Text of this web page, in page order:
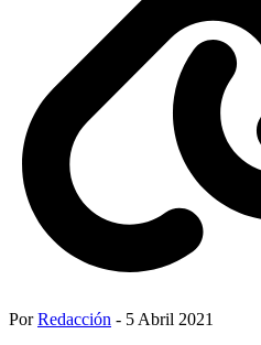
PorRedacción - 5 Abril 2021